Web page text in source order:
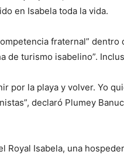
en Isabela toda la vida.
fraternal”
de turismo isabelino”.
por la playa y volver. Yo
declaró Plumey
Royal Isabela, una